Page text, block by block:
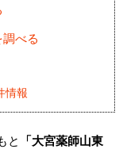
べる
情報
と 「大宮薬師山東